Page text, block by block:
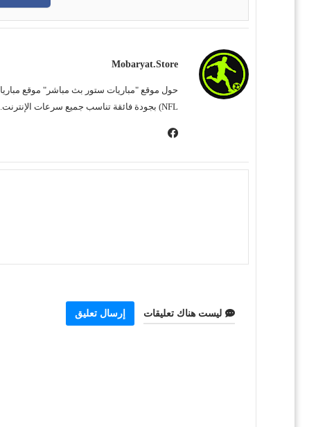
Mobaryat.store
NFL) بجودة فائقة تناسب جميع سرعات الإنترنت. نحن نسعى لتوفير تجربة مشاهدة غامرة وسهلة للمشجع العربي، بعيداً عن التعقيد وبأقل قدر من الإعلانات المزعجة.
ليست هناك تعليقات إرسال تعليق